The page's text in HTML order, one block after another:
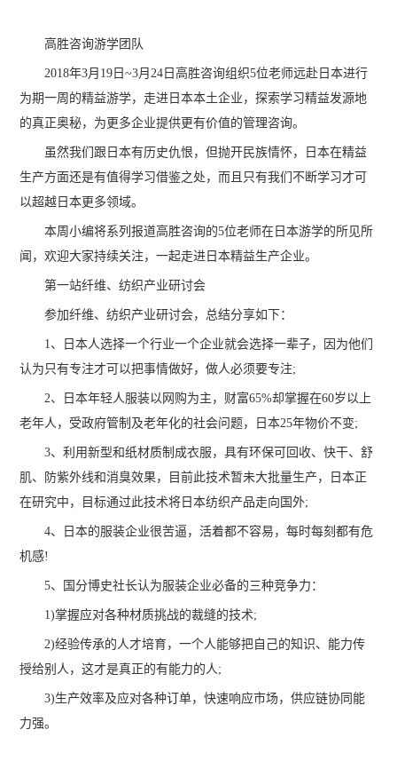
高胜咨询游学团队
2018年3月19日~3月24日高胜咨询组织5位老师远赴日本进行
为期一周的精益游学，走进日本本土企业，探索学习精益发源地
的真正奥秘，为更多企业提供更有价值的管理咨询。
虽然我们跟日本有历史仇恨，但抛开民族情怀，日本在精益
生产方面还是有值得学习借鉴之处，而且只有我们不断学习才可
以超越日本更多领域。
本周小编将系列报道高胜咨询的5位老师在日本游学的所见所
闻，欢迎大家持续关注，一起走进日本精益生产企业。
第一站纤维、纺织产业研讨会
参加纤维、纺织产业研讨会，总结分享如下：
1、日本人选择一个行业一个企业就会选择一辈子，因为他们
认为只有专注才可以把事情做好，做人必须要专注;
2、日本年轻人服装以网购为主，财富65%却掌握在60岁以上
老年人，受政府管制及老年化的社会问题，日本25年物价不变;
3、利用新型和纸材质制成衣服，具有环保可回收、快干、舒
肌、防紫外线和消臭效果，目前此技术暂未大批量生产，日本正
在研究中，目标通过此技术将日本纺织产品走向国外;
4、日本的服装企业很苦逼，活着都不容易，每时每刻都有危
机感!
5、国分博史社长认为服装企业必备的三种竞争力：
1)掌握应对各种材质挑战的裁缝的技术;
2)经验传承的人才培育，一个人能够把自己的知识、能力传
授给别人，这才是真正的有能力的人;
3)生产效率及应对各种订单，快速响应市场，供应链协同能
力强。